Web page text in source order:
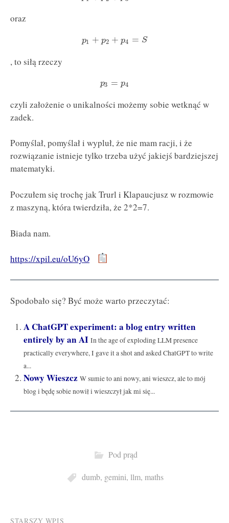
oraz
p1 + p2 + p4 = S
, to siłą rzeczy
p3 = p4
czyli założenie o unikalności możemy sobie wetknąć w
zadek.
Pomyślał, pomyślał i wypluł, że nie mam racji, i że
rozwiązanie istnieje tylko trzeba użyć jakiejś bardziejszej
matematyki.
Poczułem się trochę jak Trurl i Klapaucjusz w rozmowie
z maszyną, która twierdziła, że 2*2=7.
Biada nam.
https://xpil.eu/oU6yO
Spodobało się? Być może warto przeczytać:
A ChatGPT experiment: a blog entry written
entirely by an AI In the age of exploding LLM presence
practically everywhere, I gave it a shot and asked ChatGPT to write
a...
Nowy Wieszcz W sumie to ani nowy, ani wieszcz, ale to mój
blog i będę sobie nowił i wieszczył jak mi się...
Pod prąd
dumb, gemini, llm, maths
STARSZY WPIS